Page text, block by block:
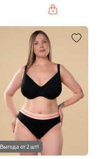
Выгода от 2 шт!